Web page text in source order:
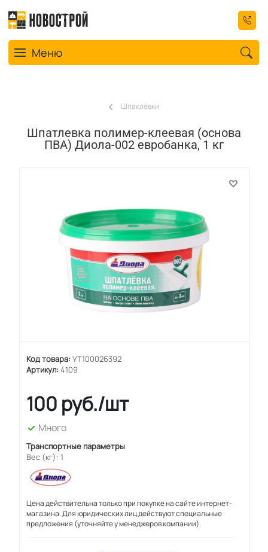
Toggle navigation
Меню
Шпаклёвки
Шпатлевка полимер-клеевая (основа
ПВА) Диола-002 евробанка, 1 кг
Код товара: УТ100026392
Артикул: 4109
100 руб./шт
Много
Транспортные параметры
Вес (кг): 1
Цена действительна только при покупке на сайте интернет-
магазина. Для юридических лиц действуют специальные
предложения (уточняйте у менеджеров компании).